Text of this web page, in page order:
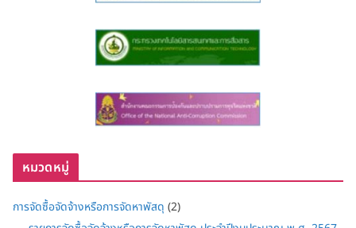
หมวดหมู่
การจัดซื้อจัดจ้างหรือการจัดหาพัสดุ (2)